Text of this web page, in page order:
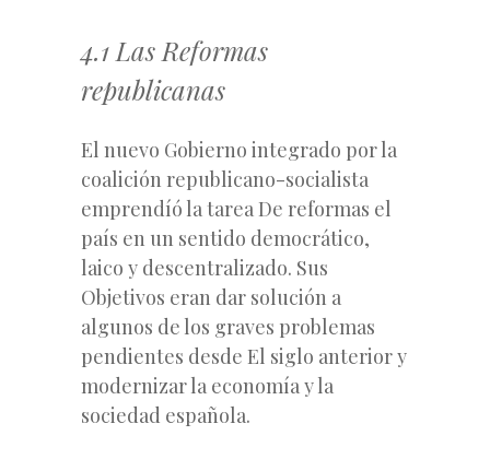
4.1 Las Reformas
republicanas
El nuevo Gobierno integrado por la
coalición republicano-socialista
emprendíó la tarea De reformas el
país en un sentido democrático,
laico y descentralizado. Sus
Objetivos eran dar solución a
algunos de los graves problemas
pendientes desde El siglo anterior y
modernizar la economía y la
sociedad española.